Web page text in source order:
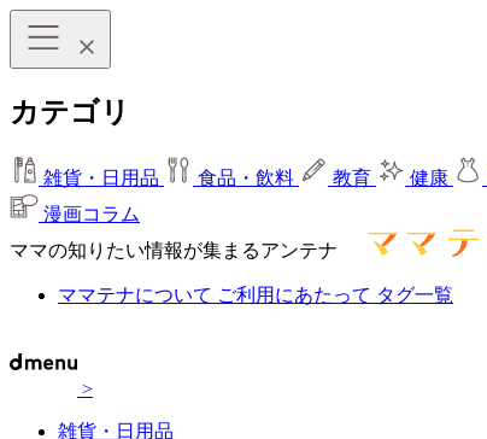
カテゴリ
雑貨・日用品 食品・飲料 教育 健康
漫画コラム
ママの知りたい情報が集まるアンテナ
ママテナについて ご利用にあたって タグ一覧
>
雑貨・日用品